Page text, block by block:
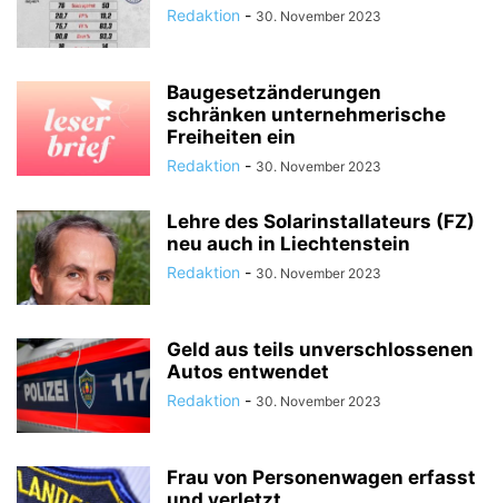
Redaktion - 30. November 2023
Baugesetzänderungen
schränken unternehmerische
Freiheiten ein
Redaktion - 30. November 2023
Lehre des Solarinstallateurs (FZ)
neu auch in Liechtenstein
Redaktion - 30. November 2023
Geld aus teils unverschlossenen
Autos entwendet
Redaktion - 30. November 2023
Frau von Personenwagen erfasst